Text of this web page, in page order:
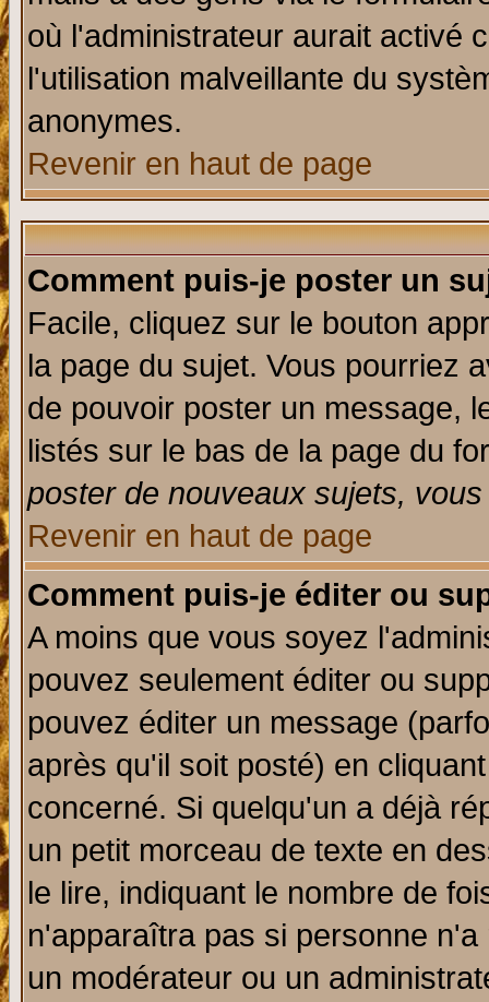
où l'administrateur aurait activé
l'utilisation malveillante du
anonymes.
Revenir en haut de page
Comment puis-je poster un
Facile, cliquez sur le bouton
la page du sujet. Vous pourriez
de pouvoir poster un message,
listés sur le bas de la page du
poster de nouveaux sujets,
Revenir en haut de page
Comment puis-je éditer ou
A moins que vous soyez
pouvez seulement éditer ou
pouvez éditer un message
après qu'il soit posté) en
concerné. Si quelqu'un a déjà
un petit morceau de texte en
le lire, indiquant le nombre de
n'apparaîtra pas si personne
un modérateur ou un